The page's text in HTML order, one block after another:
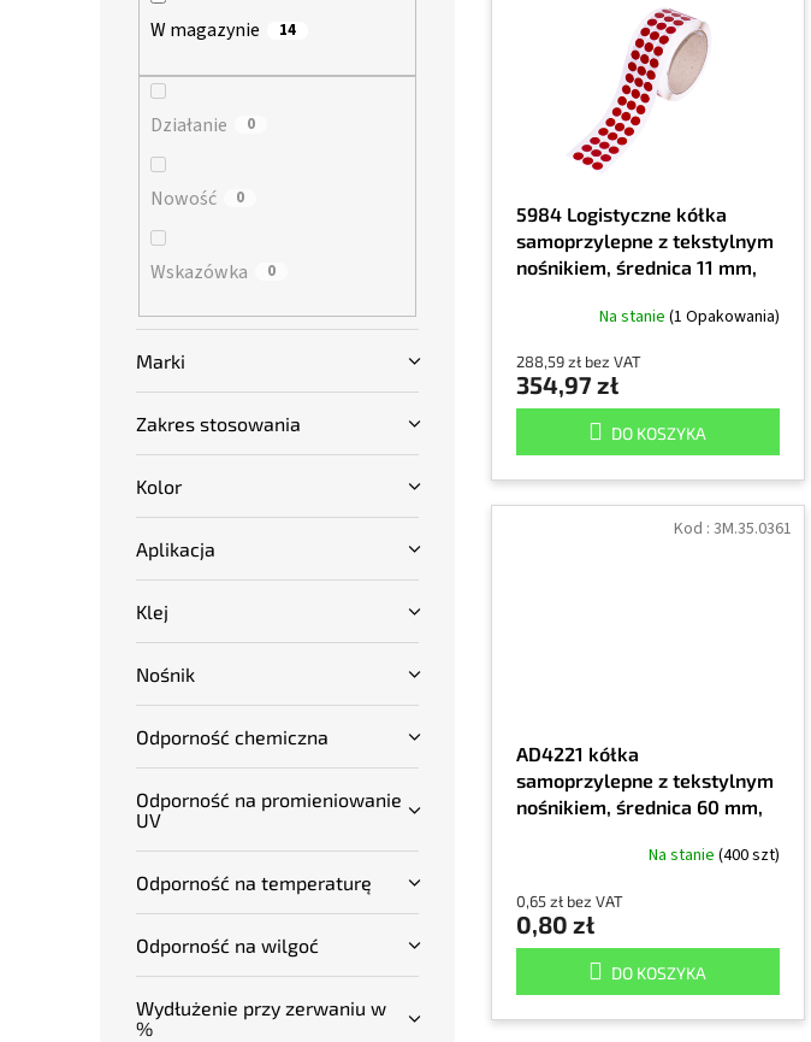
W magazynie 14
Działanie 0
Nowość 0
Wskazówka 0
Marki
Zakres stosowania
Kolor
Aplikacja
Klej
Nośnik
Odporność chemiczna
Odporność na promieniowanie
UV
Odporność na temperaturę
Odporność na wilgoć
Wydłużenie przy zerwaniu w
%
5984 Logistyczne kółka
samoprzylepne z tekstylnym
nośnikiem, średnica 11 mm,
Na stanie (1 Opakowania)
288,59 zł bez VAT
354,97 zł
DO KOSZYKA
AD4221 kółka
samoprzylepne z tekstylnym
nośnikiem, średnica 60 mm,
Na stanie (400 szt)
0,65 zł bez VAT
0,80 zł
DO KOSZYKA
Kod : 3M.35.0361